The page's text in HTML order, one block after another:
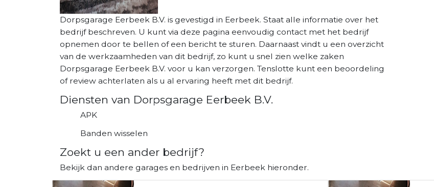
Dorpsgarage Eerbeek B.V. is gevestigd in Eerbeek. Staat alle informatie over het
bedrijf beschreven. U kunt via deze pagina eenvoudig contact met het bedrijf
opnemen door te bellen of een bericht te sturen. Daarnaast vindt u een overzicht
van de werkzaamheden van dit bedrijf, zo kunt u snel zien welke zaken
Dorpsgarage Eerbeek B.V. voor u kan verzorgen. Tenslotte kunt een beoordeling
of review achterlaten als u al ervaring heeft met dit bedrijf.
Diensten van Dorpsgarage Eerbeek B.V.
APK
Banden wisselen
Zoekt u een ander bedrijf?
Bekijk dan andere garages en bedrijven in Eerbeek hieronder.